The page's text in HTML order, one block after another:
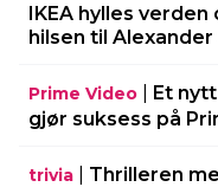
IKEA hylles
hilsen til
Prime Video
Et
gjør suksess på
trivia
Thrilleren